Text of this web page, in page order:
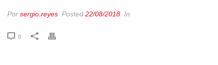
Por sergio.reyes Posted 22/08/2018 In
0